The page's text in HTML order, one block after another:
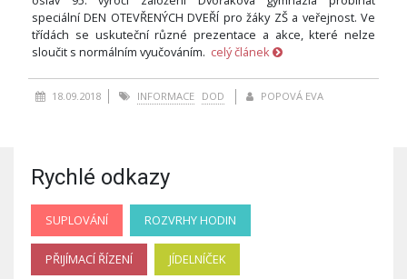
speciální DEN OTEVŘENÝCH DVEŘÍ pro žáky ZŠ a veřejnost. Ve
třídách se uskuteční různé prezentace a akce, které nelze
sloučit s normálním vyučováním. celý článek
18.09.2018 INFORMACE DOD POPOVÁ EVA
Rychlé odkazy
SUPLOVÁNÍ ROZVRHY HODIN
PŘIJÍMACÍ ŘÍZENÍ JÍDELNÍČEK